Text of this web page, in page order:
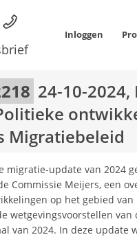
Inloggen
24-10-2024,
Migratiebeleid
migratie-update van 2024
Commissie Meijers, een
op het gebied
wetgevingsvoorstellen van
van 2024. In deze update